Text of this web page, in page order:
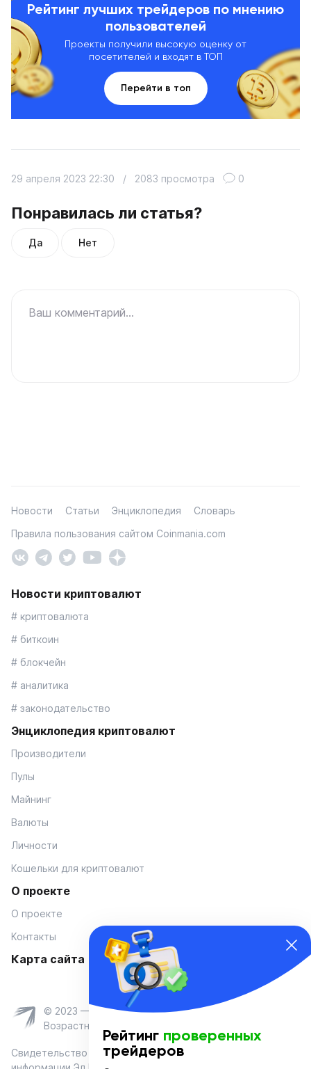
Рейтинг лучших трейдеров по мнению
пользователей
Проекты получили высокую оценку от
посетителей и входят в ТОП
Перейти в топ
Понравилась ли статья?
Да Нет
29 апреля 2023 22:30 / 2083 просмотра 0
Ваш комментарий...
Новости Статьи Энциклопедия
Словарь
Правила пользования сайтом Coinmania.com
Новости криптовалют
# криптовалюта
# биткоин
# блокчейн
# аналитика
# законодательство
Энциклопедия криптовалют
Производители
Пулы
Майнинг
Валюты
Личности
Кошельки для криптовалют
О проекте
О проекте
Контакты
Карта сайта
© 2023 — Coinmania
Возрастное ограничение 16+
Свидетельство о регистрации средства массовой
Рейтинг проверенных
трейдеров